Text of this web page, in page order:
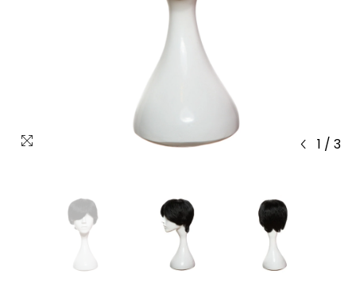
1 / 3